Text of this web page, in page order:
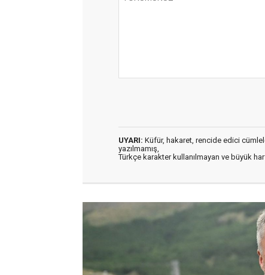
UYARI: Küfür, hakaret, rencide edici
yazılmamış,
Türkçe karakter kullanılmayan ve büyük